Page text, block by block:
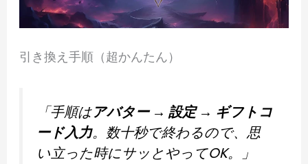
引き換え手順（超かんたん）
「手順はアバター → 設定 → ギフトコ
ード入力。数十秒で終わるので、思
い立った時にサッとやってOK。」